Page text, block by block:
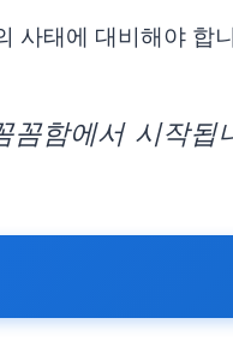
사태에 대비해야 합
함에서 시작됩